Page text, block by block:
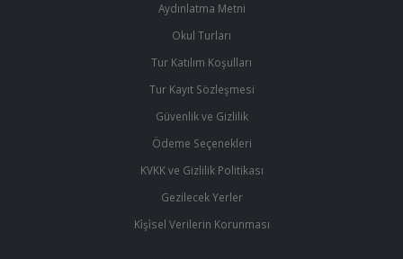
Aydınlatma Metni
Okul Turları
Tur Katılım Koşulları
Tur Kayıt Sözleşmesi
Güvenlik ve Gizlilik
Ödeme Seçenekleri
KVKK ve Gizlilik Politikası
Gezilecek Yerler
Ki̇şi̇sel Verilerin Korunması